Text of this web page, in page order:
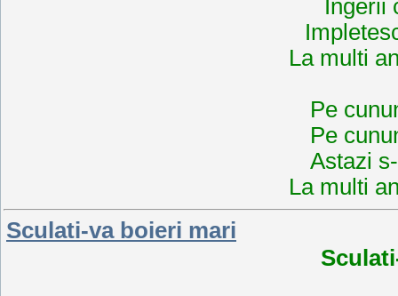
Ingerii
La multi
Pe
Pe
Astazi
La multi
Sculati-va boieri mari